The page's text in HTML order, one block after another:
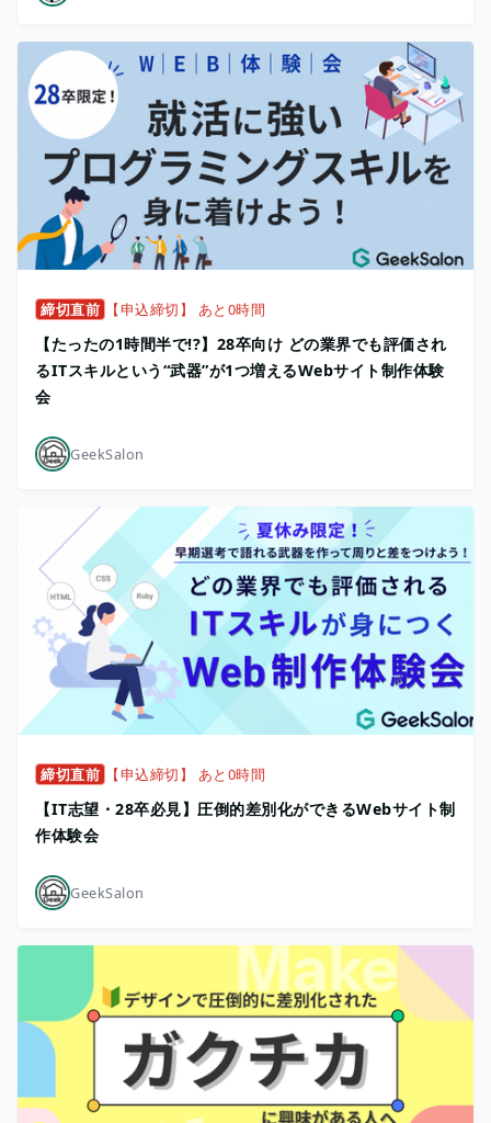
締切直前 【申込締切】 あと0時間
【たったの1時間半で!?】28卒向け どの業界でも評価され
るITスキルという“武器”が1つ増えるWebサイト制作体験
会
GeekSalon
締切直前 【申込締切】 あと0時間
【IT志望・28卒必見】圧倒的差別化ができるWebサイト制
作体験会
GeekSalon